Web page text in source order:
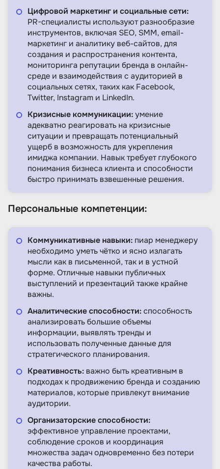
Цифровой маркетинг и социальные сети:
PR-специалисты используют разнообразие
инструментов, включая SEO, SMM, email-
маркетинг и аналитику веб-сайтов, для
создания и распространения контента,
мониторинга репутации бренда в онлайн-
среде и взаимодействия с аудиторией в
социальных сетях, таких как Facebook,
Twitter, Instagram и LinkedIn.
Кризисные коммуникации:умение
адекватно реагировать на кризисные
ситуации и превращать потенциальный
ущерб в возможность для укрепления
имиджа компании. Навык требует глубокого
понимания бизнеса клиента и способности
быстро принимать взвешенные решения.
Персональные компетенции:
Коммуникативные навыки: пиар менеджеру
необходимо уметь чётко и ясно излагать
мысли как в письменной, так и в устной
форме. Отличные навыки публичных
выступлений и презентаций также крайне
важны.
Аналитические способности:способность
анализировать большие объемы
информации, выявлять тренды и
использовать полученные данные для
стратегического планирования.
Креативность: важно быть креативным в
подходах к продвижению бренда и созданию
материалов, которые привлекут внимание
аудитории.
Организаторские способности:
эффективное управление проектами,
соблюдение сроков и координация
множества задач одновременно без потери
качества работы.